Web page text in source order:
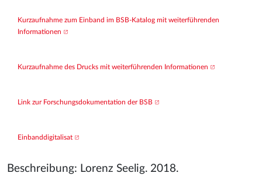
Kurzaufnahme zum Einband im BSB-Katalog mit weiterführenden
Informationen
Kurzaufnahme des Drucks mit weiterführenden Informationen
Link zur Forschungsdokumentation der BSB
Einbanddigitalisat
Beschreibung: Lorenz Seelig. 2018.